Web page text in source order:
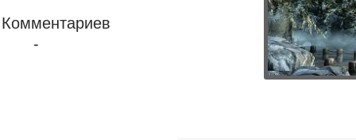
Комментариев
-